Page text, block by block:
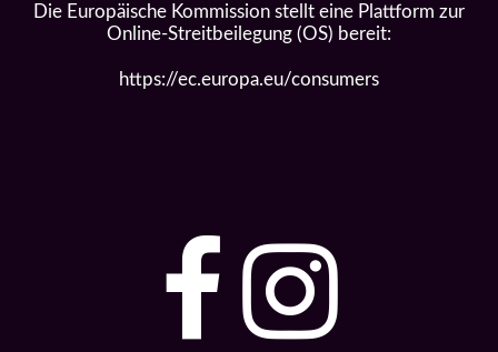
Die Europäische Kommission stellt eine Plattform zur
Online-Streitbeilegung (OS) bereit:
https://ec.europa.eu/consumers